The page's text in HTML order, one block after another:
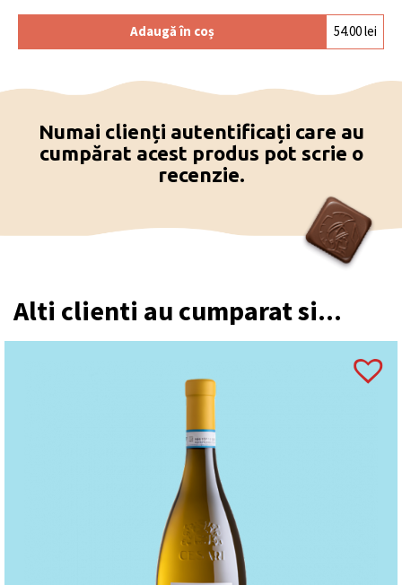
Adaugă în coș 54.00lei
Numai clienți autentificați care au
cumpărat acest produs pot scrie o
recenzie.
Alti clienti au cumparat si...